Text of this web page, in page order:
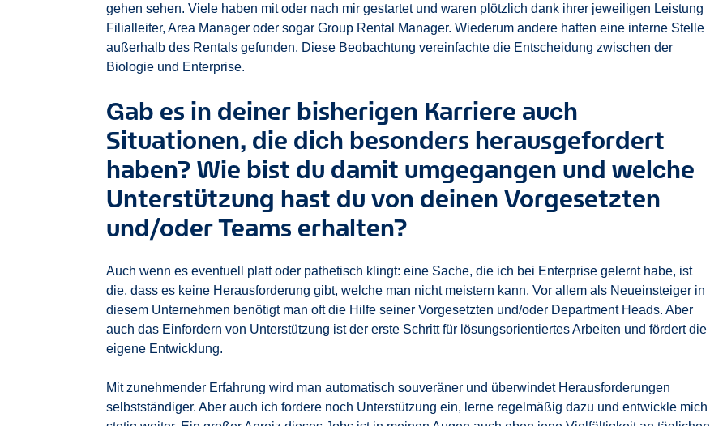
gehen sehen. Viele haben mit oder nach mir gestartet und waren plötzlich dank ihrer jeweiligen Leistung
Filialleiter, Area Manager oder sogar Group Rental Manager. Wiederum andere hatten eine interne Stelle
außerhalb des Rentals gefunden. Diese Beobachtung vereinfachte die Entscheidung zwischen der
Biologie und Enterprise.
Gab es in deiner bisherigen Karriere auch
Situationen, die dich besonders herausgefordert
haben? Wie bist du damit umgegangen und welche
Unterstützung hast du von deinen Vorgesetzten
und/oder Teams erhalten?
Auch wenn es eventuell platt oder pathetisch klingt: eine Sache, die ich bei Enterprise gelernt habe, ist
die, dass es keine Herausforderung gibt, welche man nicht meistern kann. Vor allem als Neueinsteiger in
diesem Unternehmen benötigt man oft die Hilfe seiner Vorgesetzten und/oder Department Heads. Aber
auch das Einfordern von Unterstützung ist der erste Schritt für lösungsorientiertes Arbeiten und fördert die
eigene Entwicklung.
Mit zunehmender Erfahrung wird man automatisch souveräner und überwindet Herausforderungen
selbstständiger. Aber auch ich fordere noch Unterstützung ein, lerne regelmäßig dazu und entwickle mich